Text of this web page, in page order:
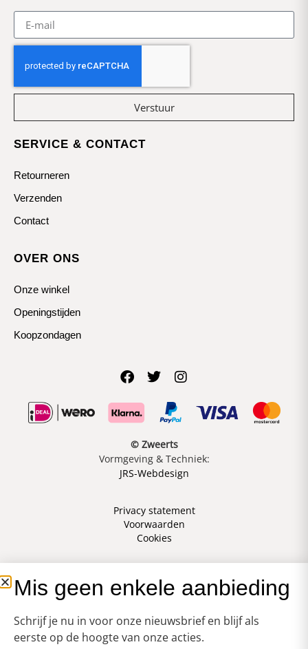
Verstuur
SERVICE & CONTACT
Retourneren
Verzenden
Contact
OVER ONS
Onze winkel
Openingstijden
Koopzondagen
© Zweerts
Vormgeving & Techniek:
JRS-Webdesign
Privacy statement
Voorwaarden
Cookies
Mis geen enkele aanbieding
Schrijf je nu in voor onze nieuwsbrief en blijf als
eerste op de hoogte van onze acties.